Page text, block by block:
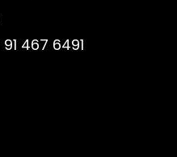
91 467 6491